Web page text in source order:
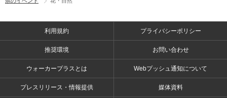
利用規約 プライバシーポリシー
推奨環境 お問い合わせ
ウォーカープラスとは Webプッシュ通知について
プレスリリース・情報提供 媒体資料